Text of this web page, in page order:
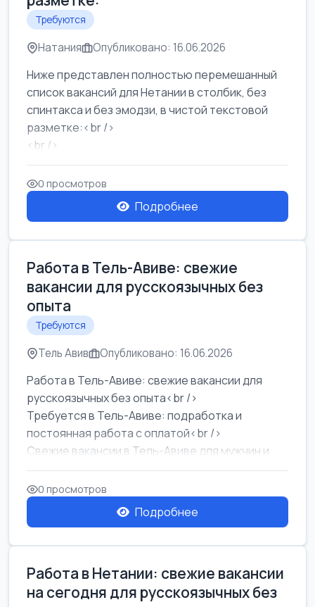
Требуются
Натания Опубликовано: 16.06.2026
Ниже представлен полностью перемешанный
список вакансий для Нетании в столбик, без
спинтакса и без эмодзи, в чистой текстовой
разметке:<br />
<br />
Работа в Нетании на мебельном производстве:
требу...
0 просмотров
Подробнее
Работа в Тель-Авиве: свежие
вакансии для русскоязычных без
опыта
Требуются
Тель Авив Опубликовано: 16.06.2026
Работа в Тель-Авиве: свежие вакансии для
русскоязычных без опыта<br />
Требуется в Тель-Авиве: подработка и
постоянная работа с оплатой<br />
Свежие вакансии в Тель-Авиве для мужчин и
женщин от хозя...
0 просмотров
Подробнее
Работа в Нетании: свежие вакансии
на сегодня для русскоязычных без